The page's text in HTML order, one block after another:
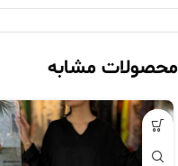
محصولات مشابه